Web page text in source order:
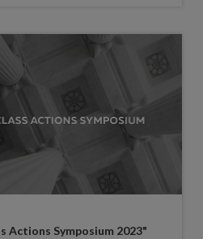
Actions Symposium 2023"